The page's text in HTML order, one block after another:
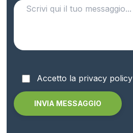
Accetto la privacy policy